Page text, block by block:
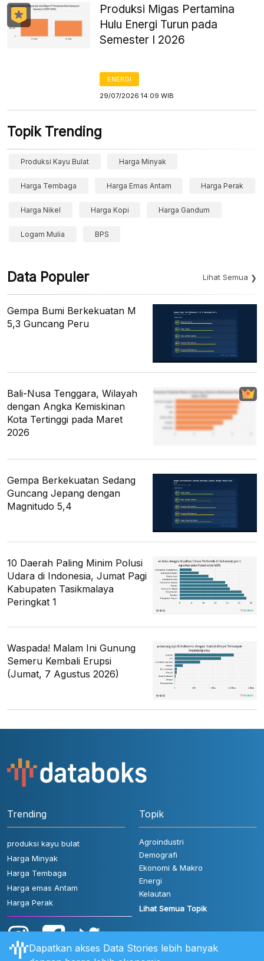
Produksi Migas Pertamina
Hulu Energi Turun pada
Semester I 2026
ENERGI
29/07/2026 14:09 WIB
Topik Trending
Produksi Kayu Bulat Harga Minyak
Harga Tembaga Harga Emas Antam Harga Perak
Harga Nikel Harga Kopi Harga Gandum
Logam Mulia BPS
Data Populer Lihat Semua
Gempa Bumi Berkekuatan M
5,3 Guncang Peru
Bali-Nusa Tenggara, Wilayah
dengan Angka Kemiskinan
Kota Tertinggi pada Maret
2026
Gempa Berkekuatan Sedang
Guncang Jepang dengan
Magnitudo 5,4
10 Daerah Paling Minim Polusi
Udara di Indonesia, Jumat Pagi
Kabupaten Tasikmalaya
Peringkat 1
Waspada! Malam Ini Gunung
Semeru Kembali Erupsi
(Jumat, 7 Agustus 2026)
Trending
produksi kayu bulat
Harga Minyak
Harga Tembaga
Harga emas Antam
Harga Perak
Topik
Agroindustri
Demografi
Ekonomi & Makro
Energi
Kelautan
Lihat Semua Topik
Dapatkan akses Data Stories lebih banyak